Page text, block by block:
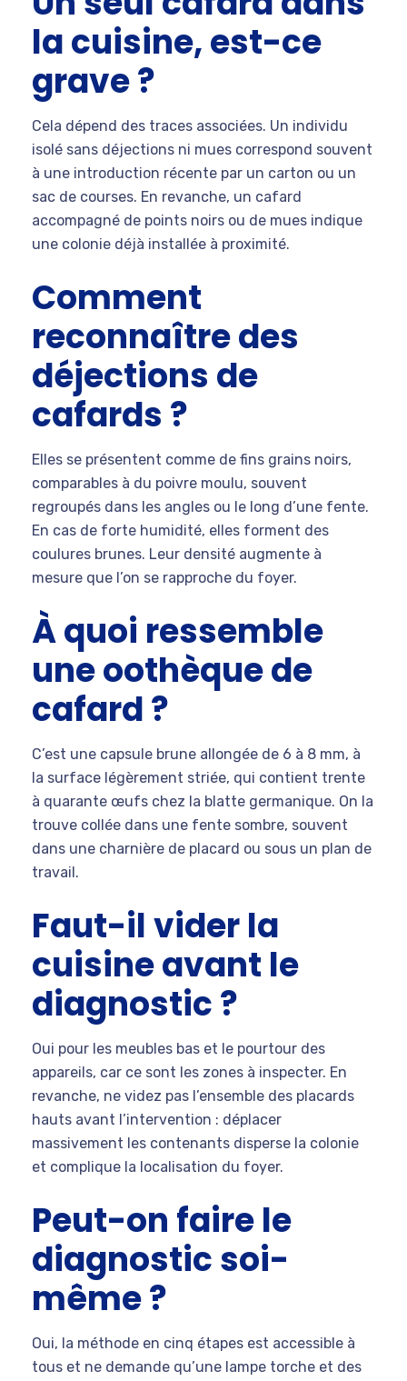
la cuisine, est-ce
grave ?
Cela dépend des traces associées. Un individu
isolé sans déjections ni mues correspond souvent
à une introduction récente par un carton ou un
sac de courses. En revanche, un cafard
accompagné de points noirs ou de mues indique
une colonie déjà installée à proximité.
Comment
reconnaître des
déjections de
cafards ?
Elles se présentent comme de fins grains noirs,
comparables à du poivre moulu, souvent
regroupés dans les angles ou le long d’une fente.
En cas de forte humidité, elles forment des
coulures brunes. Leur densité augmente à
mesure que l’on se rapproche du foyer.
À quoi ressemble
une oothèque de
cafard ?
C’est une capsule brune allongée de 6 à 8 mm, à
la surface légèrement striée, qui contient trente
à quarante œufs chez la blatte germanique. On la
trouve collée dans une fente sombre, souvent
dans une charnière de placard ou sous un plan de
travail.
Faut-il vider la
cuisine avant le
diagnostic ?
Oui pour les meubles bas et le pourtour des
appareils, car ce sont les zones à inspecter. En
revanche, ne videz pas l’ensemble des placards
hauts avant l’intervention : déplacer
massivement les contenants disperse la colonie
et complique la localisation du foyer.
Peut-on faire le
diagnostic soi-
même ?
Oui, la méthode en cinq étapes est accessible à
tous et ne demande qu’une lampe torche et des